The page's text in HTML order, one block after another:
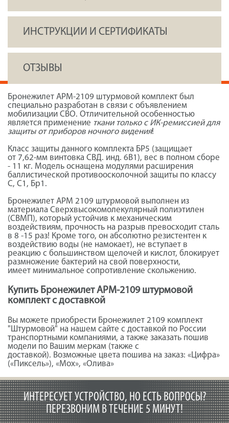
ИНСТРУКЦИИ И СЕРТИФИКАТЫ
ОТЗЫВЫ
Бронежилет АРМ-2109 штурмовой комплект был
специально разработан в связи с объявлением
мобилизации СВО. Отличительной особенностью
является применение ткани только с ИК-ремиссией для
защиты от приборов ночного видения!
Класс защиты данного комплекта БР5 (защищает
от 7,62-мм винтовка СВД. инд. 6В1), вес в полном сборе
- 11 кг. Модель оснащена модулями расширения
баллистической противоосколочной защиты по классу
С, С1, Бр1.
Бронежилет АРМ 2109 штурмовой выполнен из
материала Сверхвысокомолекулярный полиэтилен
(СВМП), который устойчив к механическим
воздействиям, прочность на разрыв превосходит сталь
в 8 -15 раз! Кроме того, он абсолютно резистентен к
воздействию воды (не намокает), не вступает в
реакцию с большинством щелочей и кислот, блокирует
размножение бактерий на свой поверхности,
имеет минимальное сопротивление скольжению.
Купить Бронежилет АРМ-2109 штурмовой
комплект с доставкой
Вы можете приобрести Бронежилет 2109 комплект
"Штурмовой" на нашем сайте с доставкой по России
транспортными компаниями, а также заказать пошив
модели по Вашим меркам (также с
доставкой). Возможные цвета пошива на заказ: «Цифра»
(«Пиксель»), «Мох», «Олива»
ИНТЕРЕСУЕТ УСТРОЙСТВО, НО ЕСТЬ ВОПРОСЫ?
ПЕРЕЗВОНИМ В ТЕЧЕНИЕ 5 МИНУТ!